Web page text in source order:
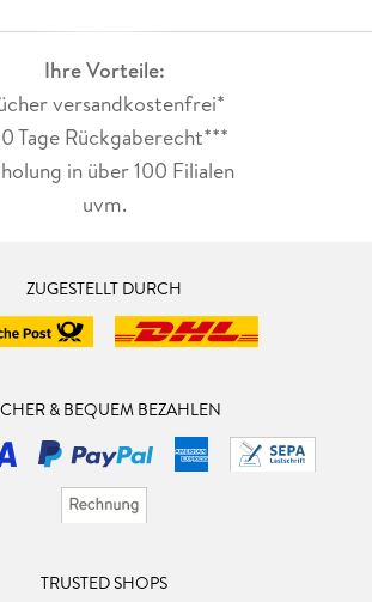
Ihre Vorteile:
versandkostenfrei*
Tage Rückgaberecht***
in über 100 Filialen
uvm.
ZUGESTELLT DURCH
& BEQUEM BEZAHLEN
TRUSTED SHOPS